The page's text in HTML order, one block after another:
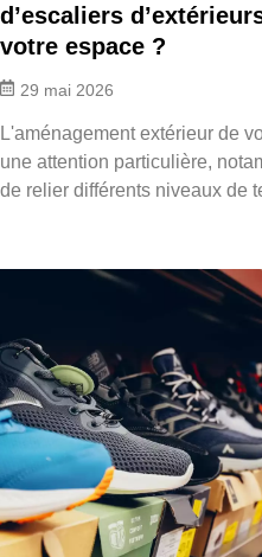
d’escaliers
votre espace ?
29 mai 2026
L'aménagement extérieur de
une attention particulière,
de relier différents niveaux de